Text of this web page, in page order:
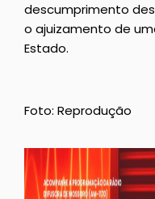
descumprimento
o ajuizamento de
Estado.
Foto: Reprodução